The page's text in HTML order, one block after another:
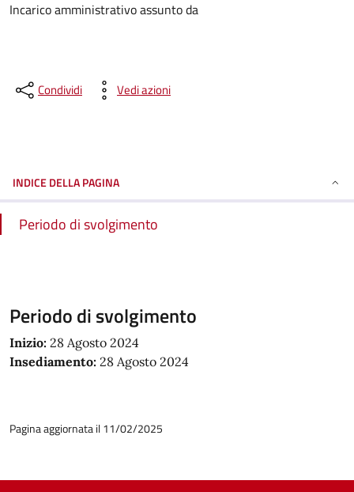
Incarico amministrativo assunto da
Condividi Vedi azioni
INDICE DELLA PAGINA
Periodo di svolgimento
Periodo di svolgimento
Inizio: 28 Agosto 2024
Insediamento: 28 Agosto 2024
Pagina aggiornata il 11/02/2025